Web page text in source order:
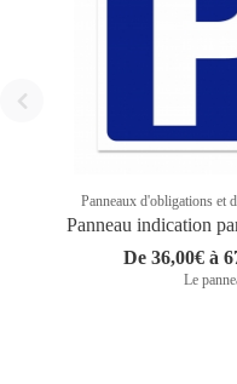
Panneaux d'obligations et
Panneau indication
De 36,00€ à
Le